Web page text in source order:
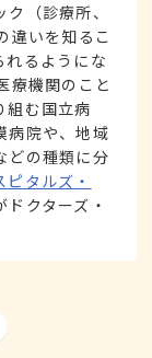
（診療所、
違いを知るこ
れるようにな
療機関のこと
組む国立病
病院や、地域
どの種類に分
ピタルズ・
クターズ・